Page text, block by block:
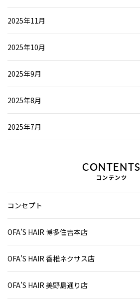
2025年11月
2025年10月
2025年9月
2025年8月
2025年7月
CONTENTS
コンテンツ
コンセプト
OFA’S HAIR 博多住吉本店
OFA’S HAIR 香椎ネクサス店
OFA’S HAIR 美野島通り店